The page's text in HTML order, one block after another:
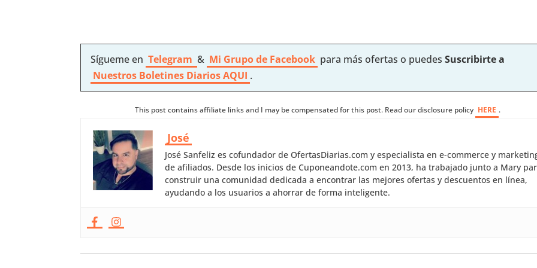
Sígueme en Telegram & Mi Grupo de Facebook para más ofertas o puedesSuscribirte a
Nuestros Boletines Diarios AQUI .
This post contains affiliate links and I may be compensated for this post. Read our disclosure policy HERE .
José
José Sanfeliz es cofundador de OfertasDiarias.com y especialista en e-commerce y
de afiliados. Desde los inicios de Cuponeandote.com en 2013, ha trabajado junto a Mary
construir una comunidad dedicada a encontrar las mejores ofertas y descuentos en línea,
ayudando a los usuarios a ahorrar de forma inteligente.